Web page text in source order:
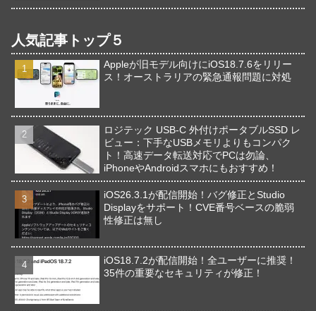
人気記事トップ５
Appleが旧モデル向けにiOS18.7.6をリリー
ス！オーストラリアの緊急通報問題に対処
ロジテック USB-C 外付けポータブルSSD レ
ビュー：下手なUSBメモリよりもコンパク
ト！高速データ転送対応でPCは勿論、
iPhoneやAndroidスマホにもおすすめ！
iOS26.3.1が配信開始！バグ修正とStudio
Displayをサポート！CVE番号ベースの脆弱
性修正は無し
iOS18.7.2が配信開始！全ユーザーに推奨！
35件の重要なセキュリティが修正！